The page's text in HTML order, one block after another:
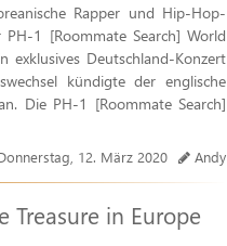
Rapper und Hip-Hop-
1 [Roommate Search] World
Deutschland-Konzert
kündigte der englische
Die PH-1 [Roommate Search]
12. März 2020 Andy
Treasure in Europe